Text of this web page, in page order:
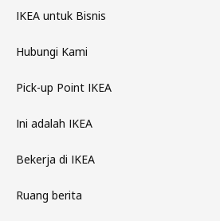
IKEA untuk Bisnis
Hubungi Kami
Pick-up Point IKEA
Ini adalah IKEA
Bekerja di IKEA
Ruang berita